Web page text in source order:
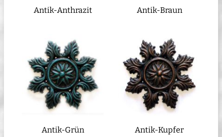
Antik-Anthrazit Antik-Braun
Antik-Grün Antik-Kupfer